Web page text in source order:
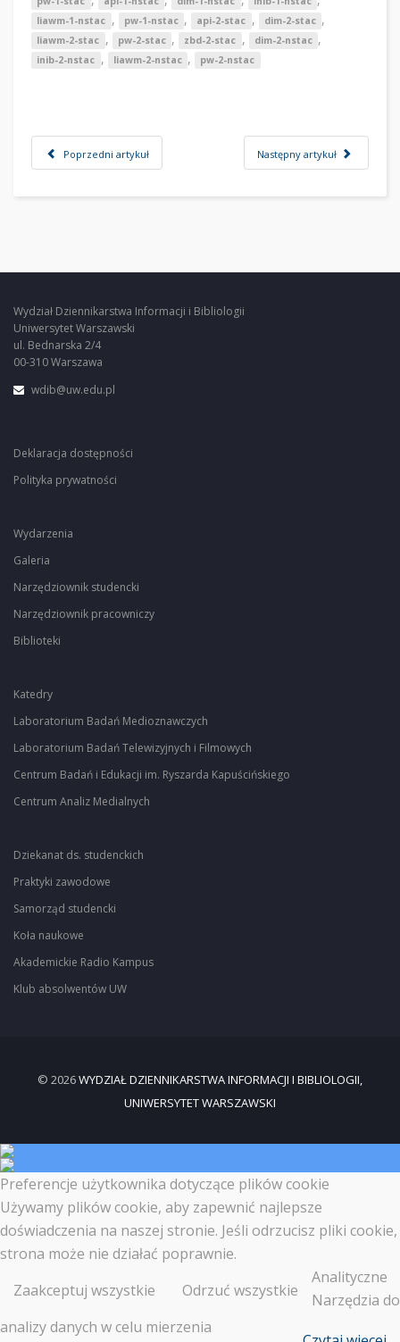
liawm-1-nstac , pw-1-nstac , api-2-stac , dim-2-stac ,
liawm-2-stac , pw-2-stac , zbd-2-stac , dim-2-nstac ,
inib-2-nstac , liawm-2-nstac , pw-2-nstac
Poprzedni artykuł Następny artykuł
Wydział Dziennikarstwa Informacji i Bibliologii
Uniwersytet Warszawski
ul. Bednarska 2/4
00-310 Warszawa
wdib@uw.edu.pl
Deklaracja dostępności
Polityka prywatności
Wydarzenia
Galeria
Narzędziownik studencki
Narzędziownik pracowniczy
Biblioteki
Katedry
Laboratorium Badań Medioznawczych
Laboratorium Badań Telewizyjnych i Filmowych
Centrum Badań i Edukacji im. Ryszarda Kapuścińskiego
Centrum Analiz Medialnych
Dziekanat ds. studenckich
Praktyki zawodowe
Samorząd studencki
Koła naukowe
Akademickie Radio Kampus
Klub absolwentów UW
© 2026WYDZIAŁ DZIENNIKARSTWA INFORMACJI I BIBLIOLOGII,
UNIWERSYTET WARSZAWSKI
Preferencje użytkownika dotyczące plików cookie
Używamy plików cookie, aby zapewnić najlepsze
doświadczenia na naszej stronie. Jeśli odrzucisz pliki cookie,
strona może nie działać poprawnie.
Zaakceptuj wszystkie
Odrzuć wszystkie
Analityczne
Narzędzia do
analizy danych w celu mierzenia